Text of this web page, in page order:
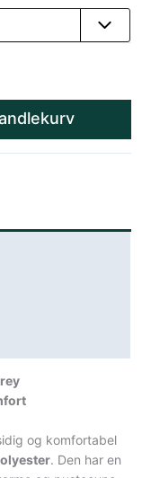
og komfortabel
. Den har en